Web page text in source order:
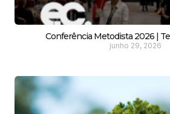
Conferência Metodista 2026 |
junho 29, 2026